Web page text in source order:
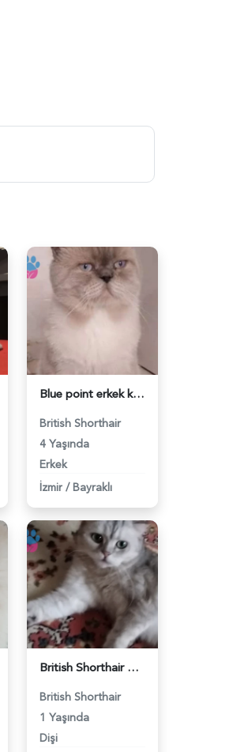
Blue point erkek kedimize dişi eş arıyoruz - 118984655
British Shorthair
4 Yaşında
Erkek
İzmir / Bayraklı
British Shorthair Güzel kızımıza eş arıyoruz - 118984633
British Shorthair
1 Yaşında
Dişi